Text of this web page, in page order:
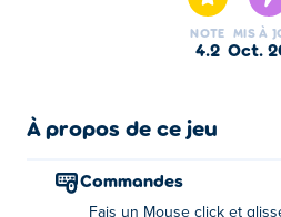
terrifiant de la série Wardrobe !
de nouveaux cauchemars, à
énigme contient des indices qui
vous enfin capable d'arrêter
surtout, survivrez-vous ?
NOTE
4.2
MIS À
oct.
À propos de ce jeu
Commandes
Fais un Mouse click et